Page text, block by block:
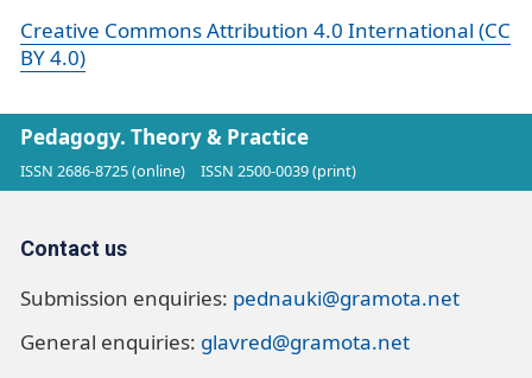
Creative Commons Attribution 4.0 International (CC
BY 4.0)
Pedagogy. Theory & Practice
ISSN 2686-8725 (online) ISSN 2500-0039 (print)
Contact us
Submission enquiries: pednauki@gramota.net
General enquiries: glavred@gramota.net